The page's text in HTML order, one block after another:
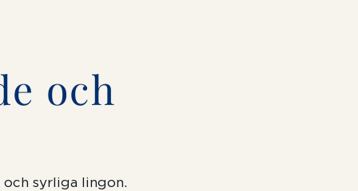
och
och syrliga lingon.